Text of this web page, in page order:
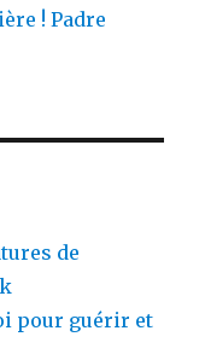
! Padre
de
pour guérir et